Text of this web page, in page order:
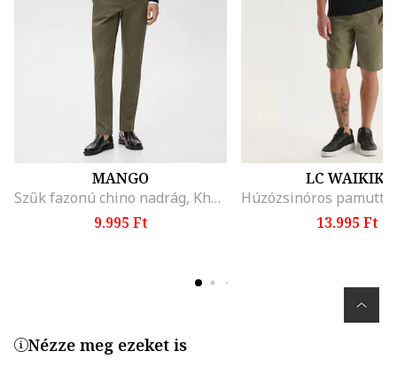
MANGO
Szűk fazonú chino nadrág, Khaki
9.995 Ft
LC WAIKIKI
13.995 Ft
Nézze meg ezeket is